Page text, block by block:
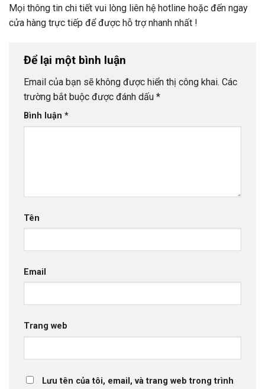
Mọi thông tin chi tiết vui lòng liên hệ hotline hoặc đến ngay
cửa hàng trực tiếp để được hỗ trợ nhanh nhất !
Để lại một bình luận
Email của bạn sẽ không được hiển thị công khai. Các
trường bắt buộc được đánh dấu *
Bình luận *
Tên
Email
Trang web
Lưu tên của tôi, email, và trang web trong trình